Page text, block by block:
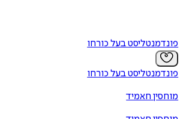
פונדמנטליסט בעל כורחו
פונדמנטליסט בעל כורחו
מוחסין חאמיד